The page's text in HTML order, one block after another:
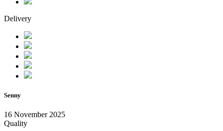
Delivery
Senny
16 November 2025
Quality